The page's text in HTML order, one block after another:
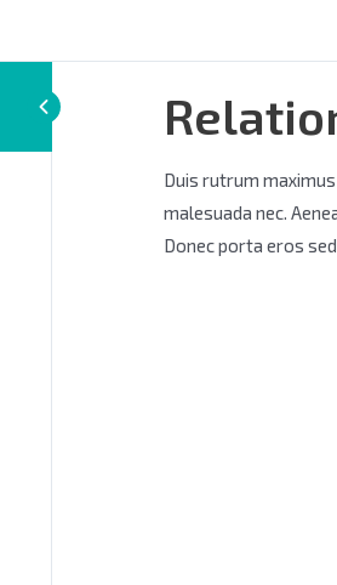
Duis rutrum
malesuada nec.
Donec porta eros